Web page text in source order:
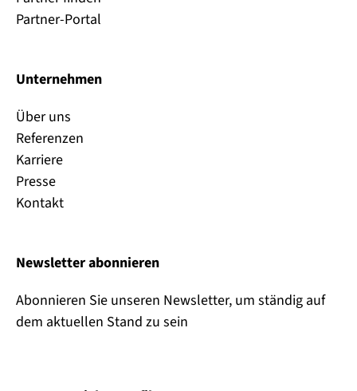
Partner-Portal
Unternehmen
Über uns
Referenzen
Karriere
Presse
Kontakt
Newsletter abonnieren
Abonnieren Sie unseren Newsletter, um ständig auf
dem aktuellen Stand zu sein